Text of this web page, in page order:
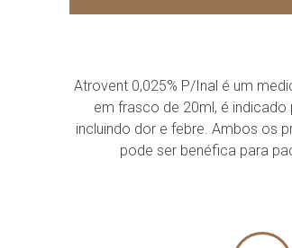
Atrovent 0,025% P/Inal é um
em frasco de 20ml, é
incluindo dor e febre. Ambos os
pode ser benéfica para